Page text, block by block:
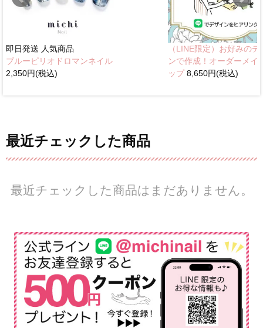
即日発送 人気商品
ブルーピリオドロマンネイル
2,350円(税込)
（LINE限定）お好みのデ
ンで作成！オーダーメイ
ップ8,650円(税込)
最近チェックした商品
最近チェックした商品はまだありません。